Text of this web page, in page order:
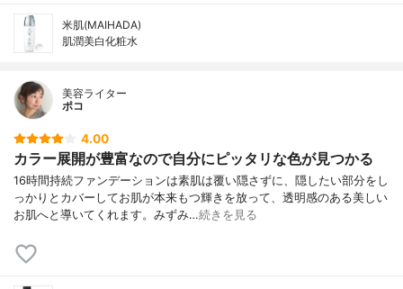
米肌(MAIHADA)
肌潤美白化粧水
美容ライター
ポコ
4.00
カラー展開が豊富なので自分にピッタリな色が見つかる
16時間持続ファンデーションは素肌は覆い隠さずに、隠したい部分をし
っかりとカバーしてお肌が本来もつ輝きを放って、透明感のある美しい
お肌へと導いてくれます。みずみ…続きを見る